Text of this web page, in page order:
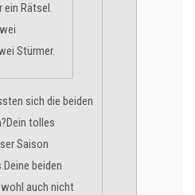
Rätsel.
Stürmer.
sich die beiden
tolles
Saison
beiden
auch nicht